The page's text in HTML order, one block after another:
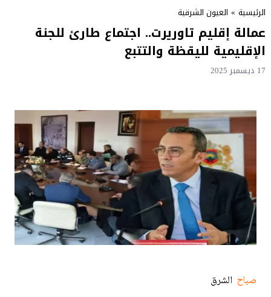
الرئيسية » العيون الشرقية
عمالة إقليم تاوريرت.. اجتماع طارئ للجنة
الإقليمية لليقظة والتتبع
17 ديسمبر 2025
صباحالشرق